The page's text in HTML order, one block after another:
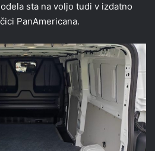
sta na voljo tudi v izdatno
PanAmericana.